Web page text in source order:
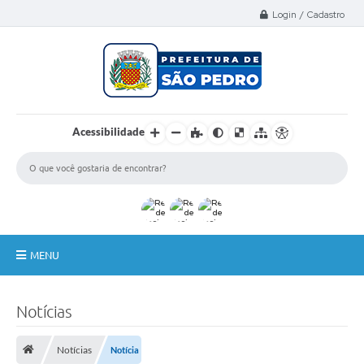
Login / Cadastro
Acessibilidade
MENU
Secretarias
Notícias
Notícias Notícia